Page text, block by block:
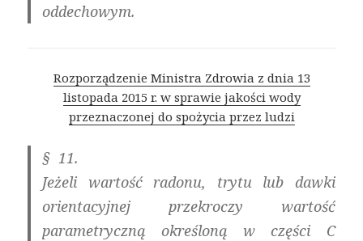
oddechowym.
Rozporządzenie Ministra Zdrowia z dnia 13
listopada 2015 r. w sprawie jakości wody
przeznaczonej do spożycia przez ludzi
§ 11.
Jeżeli wartość radonu, trytu lub dawki
orientacyjnej przekroczy wartość
parametryczną określoną w części C